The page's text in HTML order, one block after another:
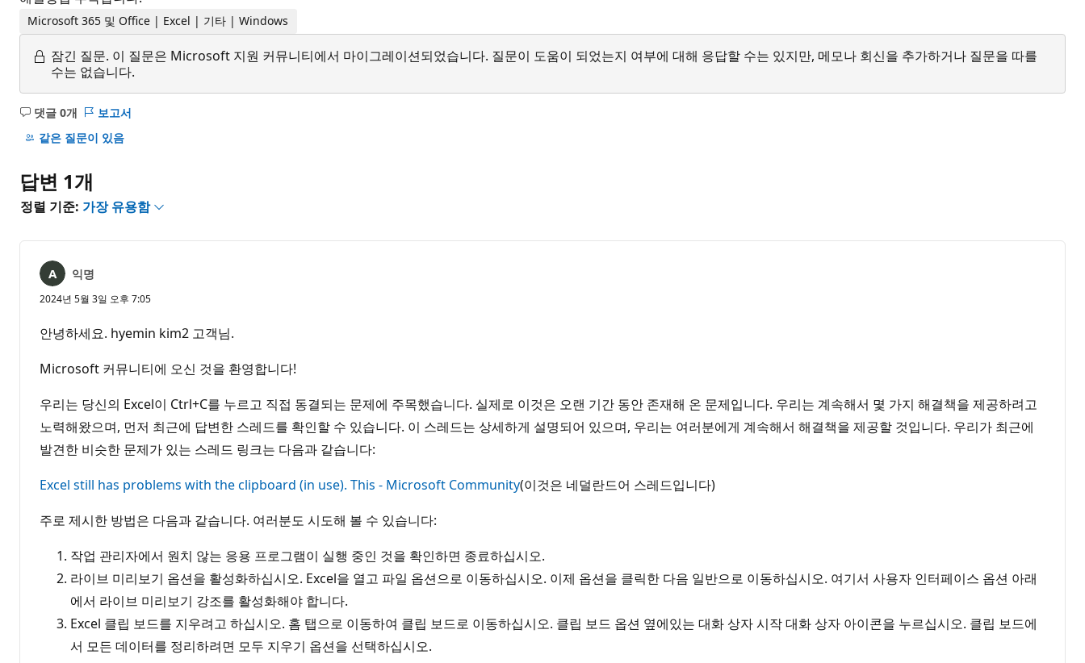
Microsoft 365 및 Office | Excel | 기타 | Windows
잠긴 질문. 이 질문은 Microsoft 지원 커뮤니티에서 마이그레이션되었습니다. 질문이 도움이 되었는지 여부에 대해 응답할 수는 있지만, 메모나 회신을 추가하거나 질문을 따를
수는 없습니다.
댓글 0개
설
명
음
보고서
같은 질문이 있음
답변 1개
정렬 기준: 가장 유용함
익명
2024년 5월 3일 오후 7:05
안녕하세요. hyemin kim2 고객님.
Microsoft 커뮤니티에 오신 것을 환영합니다!
우리는 당신의 Excel이 Ctrl+C를 누르고 직접 동결되는 문제에 주목했습니다. 실제로 이것은 오랜 기간 동안 존재해 온 문제입니다. 우리는 계속해서 몇 가지 해결책을 제공하려고
노력해왔으며, 먼저 최근에 답변한 스레드를 확인할 수 있습니다. 이 스레드는 상세하게 설명되어 있으며, 우리는 여러분에게 계속해서 해결책을 제공할 것입니다. 우리가 최근에
발견한 비슷한 문제가 있는 스레드 링크는 다음과 같습니다:
Excel still has problems with the clipboard (in use). This - Microsoft Community(이것은 네덜란드어 스레드입니다)
주로 제시한 방법은 다음과 같습니다. 여러분도 시도해 볼 수 있습니다:
작업 관리자에서 원치 않는 응용 프로그램이 실행 중인 것을 확인하면 종료하십시오.
라이브 미리보기 옵션을 활성화하십시오. Excel을 열고 파일 옵션으로 이동하십시오. 이제 옵션을 클릭한 다음 일반으로 이동하십시오. 여기서 사용자 인터페이스 옵션 아래
에서 라이브 미리보기 강조를 활성화해야 합니다.
Excel 클립 보드를 지우려고 하십시오. 홈 탭으로 이동하여 클립 보드로 이동하십시오. 클립 보드 옵션 옆에있는 대화 상자 시작 대화 상자 아이콘을 누르십시오. 클립 보드에
서 모든 데이터를 정리하려면 모두 지우기 옵션을 선택하십시오.